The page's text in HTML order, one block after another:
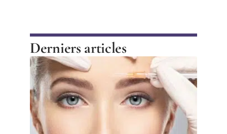
Derniers articles